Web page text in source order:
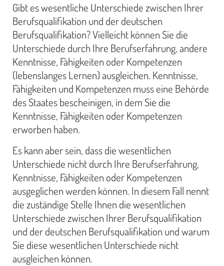
Gibt es wesentliche Unterschiede zwischen Ihrer
Berufsqualifikation und der deutschen
Berufsqualifikation? Vielleicht können Sie die
Unterschiede durch Ihre Berufserfahrung, andere
Kenntnisse, Fähigkeiten oder Kompetenzen
(lebenslanges Lernen) ausgleichen. Kenntnisse,
Fähigkeiten und Kompetenzen muss eine Behörde
des Staates bescheinigen, in dem Sie die
Kenntnisse, Fähigkeiten oder Kompetenzen
erworben haben.
Es kann aber sein, dass die wesentlichen
Unterschiede nicht durch Ihre Berufserfahrung,
Kenntnisse, Fähigkeiten oder Kompetenzen
ausgeglichen werden können. In diesem Fall nennt
die zuständige Stelle Ihnen die wesentlichen
Unterschiede zwischen Ihrer Berufsqualifikation
und der deutschen Berufsqualifikation und warum
Sie diese wesentlichen Unterschiede nicht
ausgleichen können.